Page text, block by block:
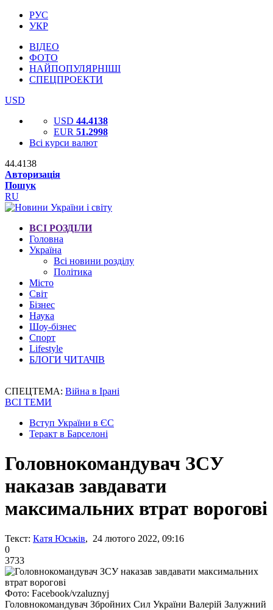
РУС
УКР
ВІДЕО
ФОТО
НАЙПОПУЛЯРНІШІ
СПЕЦПРОЕКТИ
USD
USD 44.4138
EUR 51.2998
Всі курси валют
44.4138
Авторизація
Пошук
RU
ВСІ РОЗДІЛИ
Головна
Україна
Всі новини розділу
Політика
Місто
Світ
Бізнес
Наука
Шоу-бізнес
Спорт
Lifestyle
БЛОГИ ЧИТАЧІВ
СПЕЦТЕМА: Війна в Ірані
ВСІ ТЕМИ
Вступ України в ЄС
Теракт в Барселоні
Головнокомандувач ЗСУ
наказав завдавати
максимальних втрат ворогові
Текст: Катя Юськів, 24 лютого 2022, 09:16
0
3733
Фото: Facebook/vzaluznyj
Головнокомандувач Збройних Сил України Валерій Залужний